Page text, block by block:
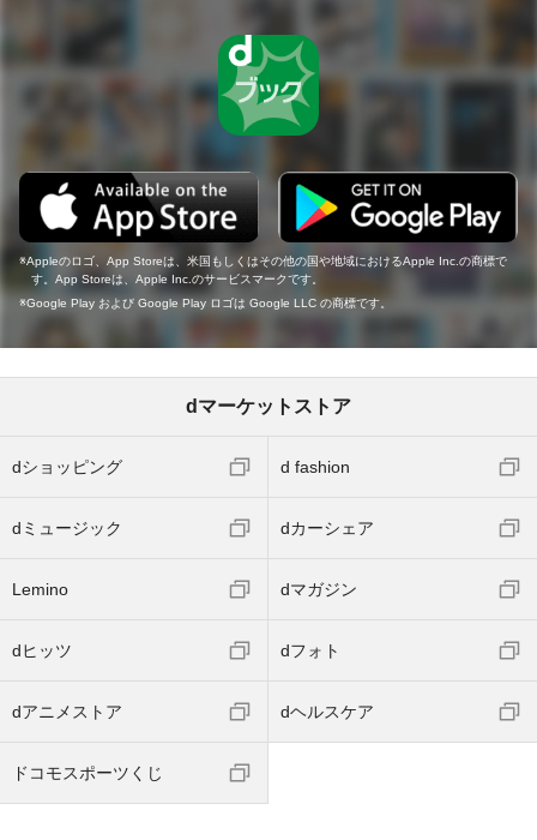
Appleのロゴ、App Storeは、米国もしくはその他の国や地域におけるApple Inc.の商標で
す。App Storeは、Apple Inc.のサービスマークです。
Google Play および Google Play ロゴは Google LLC の商標です。
dマーケットストア
dショッピング d fashion
dミュージック dカーシェア
Lemino dマガジン
dヒッツ dフォト
dアニメストア dヘルスケア
ドコモスポーツくじ